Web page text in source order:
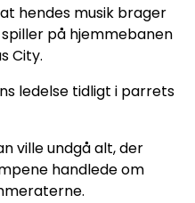
hendes musik brager
på hjemmebanen
City.
ledelse tidligt i parrets
ville undgå alt, der
handlede om